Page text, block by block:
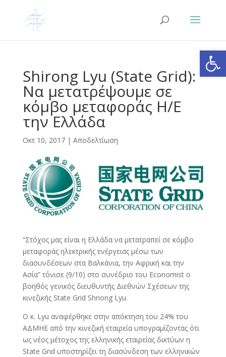
Shirong Lyu (State Grid):
Να μετατρέψουμε σε
κόμβο μεταφοράς Η/Ε
την Ελλάδα
Οκτ 10, 2017| Αποδελτίωση
“Στόχος μας είναι η Ελλάδα να μετατραπεί σε κόμβο
μεταφοράς ηλεκτρικής ενέργειας μέσω των
διασυνδέσεων στα Βαλκάνια, την Αφρική και την
Ασία” τόνισε (9/10) στο συνέδριο του Economist ο
βοηθός γενικός διευθυντής Διεθνών Σχέσεων της
κινεζικής State Grid Shriong Lyu.
Ο κ. Lyu αναφέρθηκε στην απόκτηση του 24% του
ΑΔΜΗΕ από την κινεζική εταιρεία υπογραμίζοντας ότι
ως νέος μέτοχος της ελληνικής εταιρείας δικτύων η
State Grid υποστηρίζει τη διασύνδεση των ελληνικών